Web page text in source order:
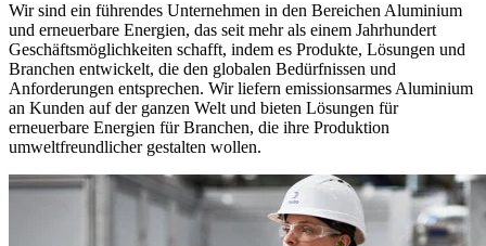
Wir sind ein führendes Unternehmen in den Bereichen Aluminium
und erneuerbare Energien, das seit mehr als einem Jahrhundert
Geschäftsmöglichkeiten schafft, indem es Produkte, Lösungen und
Branchen entwickelt, die den globalen Bedürfnissen und
Anforderungen entsprechen. Wir liefern emissionsarmes Aluminium
an Kunden auf der ganzen Welt und bieten Lösungen für
erneuerbare Energien für Branchen, die ihre Produktion
umweltfreundlicher gestalten wollen.